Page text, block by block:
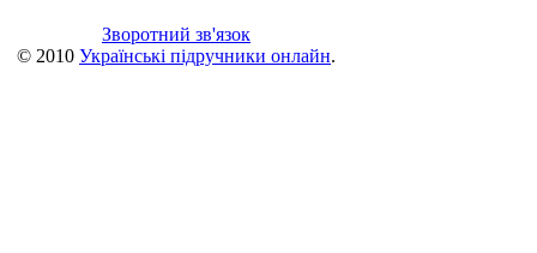
Зворотний зв'язок
© 2010 Українські підручники онлайн.